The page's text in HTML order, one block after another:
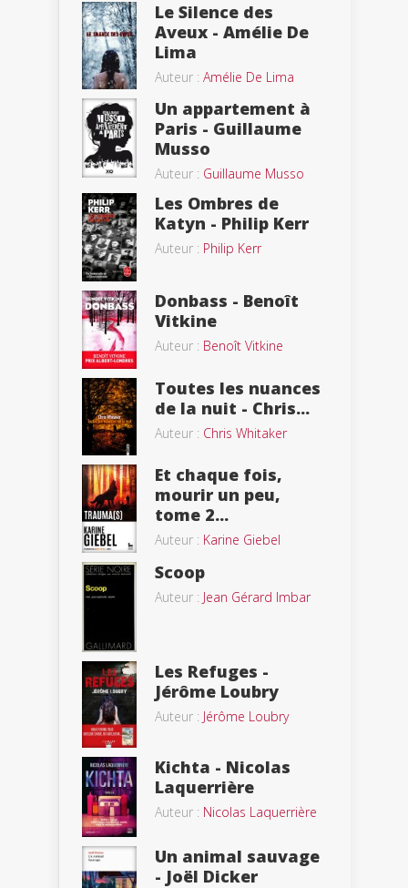
Le Silence des
Aveux - Amélie De
Lima
Auteur : Amélie De Lima
Un appartement à
Paris - Guillaume
Musso
Auteur : Guillaume Musso
Les Ombres de
Katyn - Philip Kerr
Auteur : Philip Kerr
Donbass - Benoît
Vitkine
Auteur : Benoît Vitkine
Toutes les nuances
de la nuit - Chris...
Auteur : Chris Whitaker
Et chaque fois,
mourir un peu,
tome 2...
Auteur : Karine Giebel
Scoop
Auteur : Jean Gérard Imbar
Les Refuges -
Jérôme Loubry
Auteur : Jérôme Loubry
Kichta - Nicolas
Laquerrière
Auteur : Nicolas Laquerrière
Un animal sauvage
- Joël Dicker